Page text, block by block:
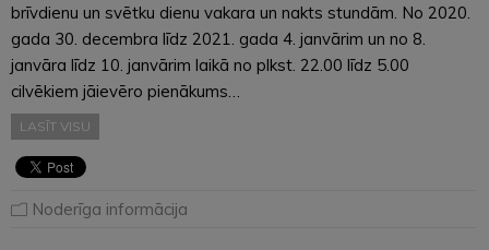
brīvdienu un svētku dienu vakara un nakts stundām. No 2020.
gada 30. decembra līdz 2021. gada 4. janvārim un no 8.
janvāra līdz 10. janvārim laikā no plkst. 22.00 līdz 5.00
cilvēkiem jāievēro pienākums…
LASĪT VISU
Noderīga informācija